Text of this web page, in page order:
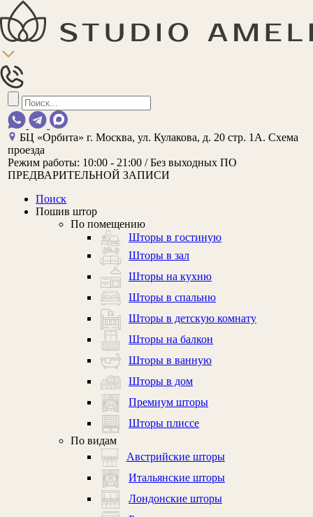
БЦ «Орбита»г. Москва, ул. Кулакова, д. 20 стр. 1А. Схема
проезда
Режим работы: 10:00 - 21:00 / Без выходных ПО
ПРЕДВАРИТЕЛЬНОЙ ЗАПИСИ
Поиск
Пошив штор
По помещению
Шторы в гостиную
Шторы в зал
Шторы на кухню
Шторы в спальню
Шторы в детскую комнату
Шторы на балкон
Шторы в ванную
Шторы в дом
Премиум шторы
Шторы плиссе
По видам
Австрийские шторы
Итальянские шторы
Лондонские шторы